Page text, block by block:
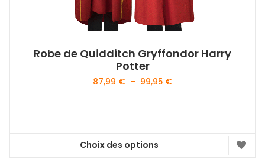
Robe de Quidditch Gryffondor Harry
Potter
87,99 € – 99,95 €Plage
Choix des options
Ce